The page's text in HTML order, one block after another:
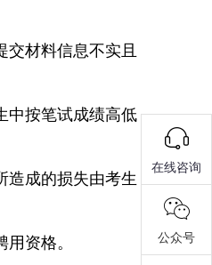
交材料信息不实且
中按笔试成绩高低
造成的损失由考生
资格。
在线咨询
公众号